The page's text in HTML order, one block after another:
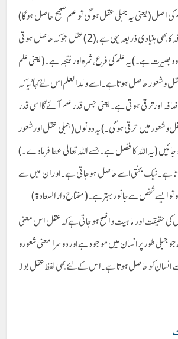
اصل(یعنی یہ جبلی عقل ہوگی تو علم صحیح حاصل ہوگا)
اور اس کے حصول و اضافہ کا بھی بنیادی ذریعہ یہی ہے ،(2) عقل جو کہ حاصل ہوتی
ہے۔)یہ علم کی فرع ،ثمرہ اور نتیجہ ہے۔ (یعنی علم
شعور حاصل ہوتا ہے۔اسے ولد العلم اس لئے کہا گیا کہ
اور ترقی ہوتی ہے۔یعنی جس قدر علم آئے گا اسی قدر
شعور میں ترقی ہوگی۔)یہ دونوں(جبلی عقل اور شعور
(یہ اللہ کا فضل ہے۔جسے اللہ تعالی عطا فرمادے۔)
ہے۔نیک بختی اسے حاصل ہوجاتی ہے۔اور ان میں سے
ایسے شخص سے جانور بہتر ہے۔‏(مفتاح دارالسعادۃ )‏
حقیقت اور ماہیت واضح ہوجاتی ہےکہ عقل اس معنی
جبلی طور پر انسان میں موجود ہےاور دوسرا معنی شعورو
انسان کو حاصل ہوتا ہے۔ اس کے لئے بھی لفظ عقل بولا